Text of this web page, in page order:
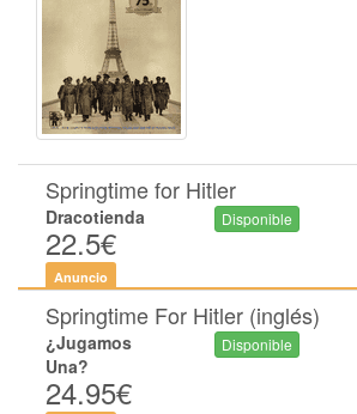
Springtime for Hitler
Dracotienda
22.5€
Disponible
Anuncio
Springtime For Hitler (inglés)
¿Jugamos
Una?
24.95€
Disponible